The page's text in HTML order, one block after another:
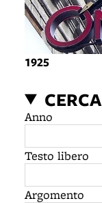
1925
CERCA
Anno
Testo libero
Argomento